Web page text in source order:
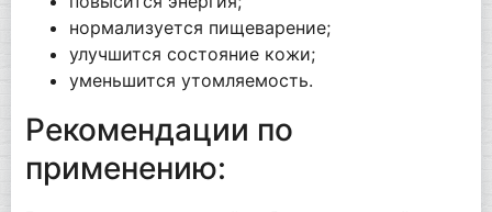
нормализуется пищеварение;
улучшится состояние кожи;
уменьшится утомляемость.
Рекомендации по
применению: